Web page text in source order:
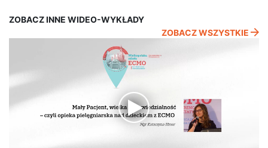
ZOBACZ INNE WIDEO-WYKŁADY
ZOBACZ WSZYSTKIE